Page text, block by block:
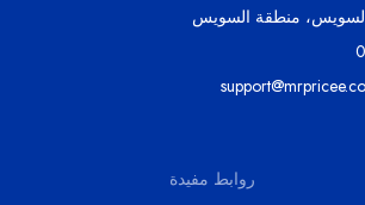
منطقة السويس
روابط مفيدة